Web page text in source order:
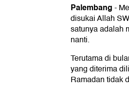
1. Al-
2.
3.
6.
7.
Palembang-
disukai Allah
satunya adalah
nanti.
Terutama di
yang diterima
Ramadan tidak